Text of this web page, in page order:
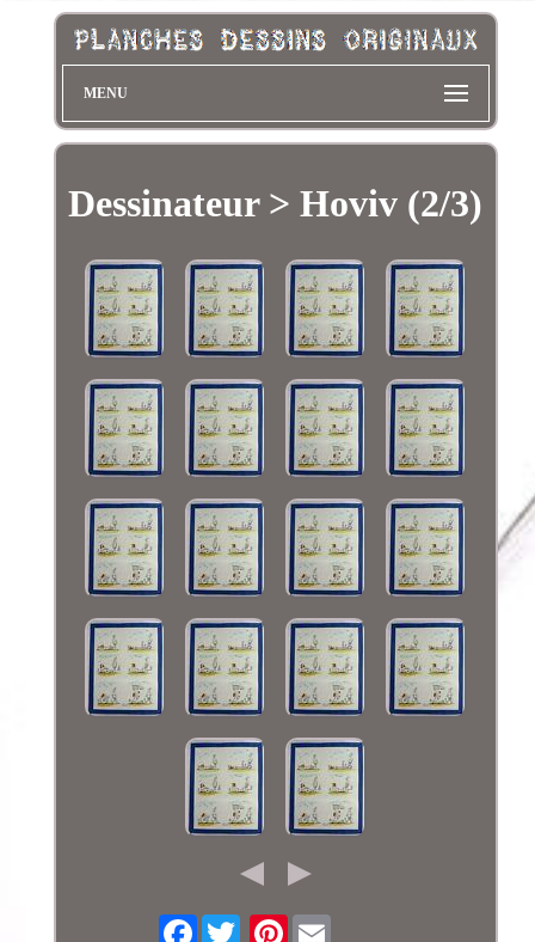
MENU
Dessinateur > Hoviv (2/3)
Facebook Pinterest